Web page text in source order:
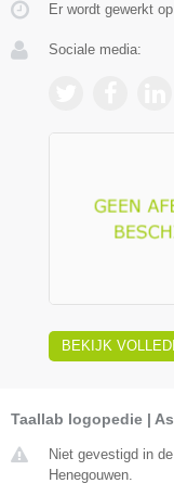
Er wordt gewerkt
Sociale media:
BEKIJK
Taallab logopedie |
Niet gevestigd in
Henegouwen.